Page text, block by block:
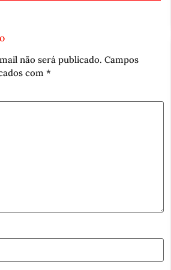
não será publicado. Campos
com *